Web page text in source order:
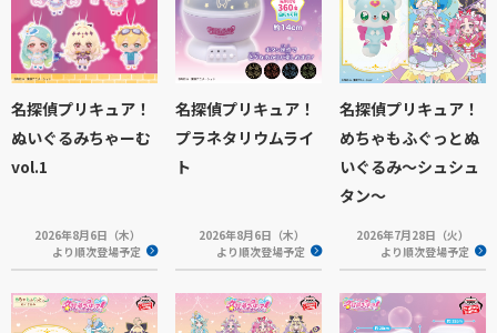
名探偵プリキュア！
ぬいぐるみちゃーむ
vol.1
2026年8月6日（木）
より順次登場予定
名探偵プリキュア！
プラネタリウムライ
ト
2026年8月6日（木）
より順次登場予定
名探偵プリキュア！
めちゃもふぐっとぬ
いぐるみ～シュシュ
タン～
2026年7月28日（火）
より順次登場予定